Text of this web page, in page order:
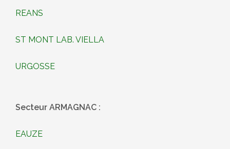
REANS
ST MONT LAB. VIELLA
URGOSSE
Secteur ARMAGNAC :
EAUZE